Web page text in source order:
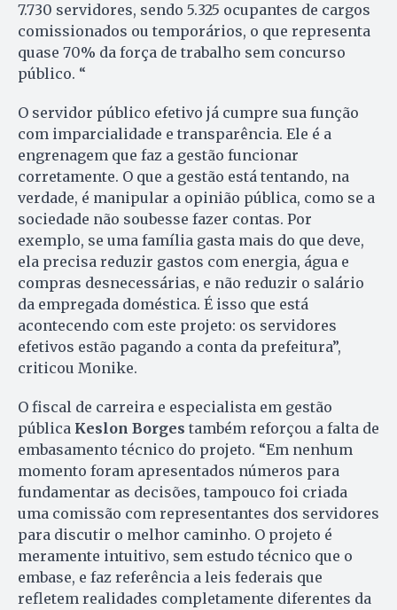
7.730 servidores, sendo 5.325 ocupantes de cargos
comissionados ou temporários, o que representa
quase 70% da força de trabalho sem concurso
público. “
O servidor público efetivo já cumpre sua função
com imparcialidade e transparência. Ele é a
engrenagem que faz a gestão funcionar
corretamente. O que a gestão está tentando, na
verdade, é manipular a opinião pública, como se a
sociedade não soubesse fazer contas. Por
exemplo, se uma família gasta mais do que deve,
ela precisa reduzir gastos com energia, água e
compras desnecessárias, e não reduzir o salário
da empregada doméstica. É isso que está
acontecendo com este projeto: os servidores
efetivos estão pagando a conta da prefeitura”,
criticou Monike.
O fiscal de carreira e especialista em gestão
pública Keslon Borges também reforçou a falta de
embasamento técnico do projeto. “Em nenhum
momento foram apresentados números para
fundamentar as decisões, tampouco foi criada
uma comissão com representantes dos servidores
para discutir o melhor caminho. O projeto é
meramente intuitivo, sem estudo técnico que o
embase, e faz referência a leis federais que
refletem realidades completamente diferentes da